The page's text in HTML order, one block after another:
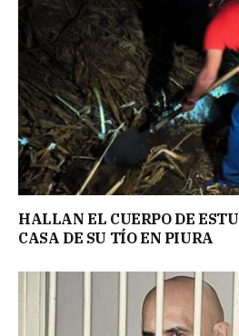
HALLAN EL CUERPO DE
CASA DE SU TÍO EN PIURA